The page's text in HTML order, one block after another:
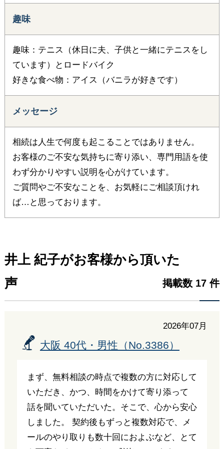
趣味
趣味：テニス（休日に夫、子供と一緒にテニスをし
ています）とロードバイク
好きな食べ物：アイス（バニラが好きです）
メッセージ
相続は人生で何度も起こることではありません。
お客様のご不安な気持ちに寄り添い、専門用語を使
わず分かりやすい説明を心がけています。
ご質問やご不安なことを、お気軽にご相談頂けれ
ば…と思っております。
井上 紀子がお客様から頂いた
声
掲載数 17 件
2026年07月
大阪 40代・男性（No.3386）
まず、無料相談の時点で複数の方に対応して
いただき、かつ、時間をかけて寄り添って
話を聞いていただいた。そこで、心から安心
しました。 契約後もずっと複数対応で、メ
ールのやり取りも数十回におよぶなど、とて